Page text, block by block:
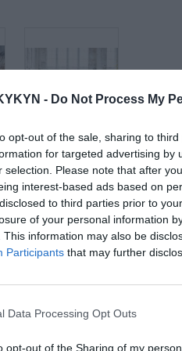
- Do Not Process My
opt-out of the sale, sharing to
for targeted advertising by
selection. Please note that after
interest-based ads based on
to third parties prior to
of your personal information
This information may also be
Participants that may further
Data Processing Opt Outs
opt-out of the Sharing of my
Látková rohová
sedačka Be true